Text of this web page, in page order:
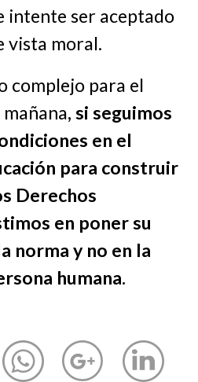
intente ser aceptado
vista moral.
complejo para el
, si seguimos
en el
para construir
Derechos
en poner su
norma y no en la
humana.